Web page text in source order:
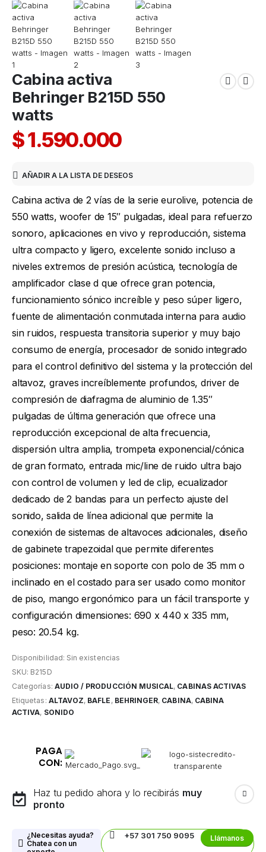
Cabina activa
Behringer B215D 550
watts
$1.590.000
AÑADIR A LA LISTA DE DESEOS
Cabina activa de 2 vías de la serie eurolive, potencia de
550 watts, woofer de 15″ pulgadas, ideal para refuerzo
sonoro, aplicaciones en vivo y reproducción, sistema
ultra compacto y ligero, excelente sonido incluso a
niveles extremos de presión acústica, tecnología de
amplificador clase d que ofrece gran potencia,
funcionamiento sónico increíble y peso súper ligero,
fuente de alimentación conmutada interna para audio
sin ruidos, respuesta transitoria superior y muy bajo
consumo de energía, procesador de sonido integrado
para el control definitivo del sistema y la protección del
altavoz, graves increíblemente profundos, driver de
compresión de diafragma de aluminio de 1.35″
pulgadas de última generación que ofrece una
reproducción excepcional de alta frecuencia,
dispersión ultra amplia, trompeta exponencial/cónica
de gran formato, entrada mic/line de ruido ultra bajo
con control de volumen y led de clip, ecualizador
dedicado de 2 bandas para un perfecto ajuste del
sonido, salida de línea adicional que permite la
conexión de sistemas de altavoces adicionales, diseño
de gabinete trapezoidal que permite diferentes
posiciones: montaje en soporte con polo de 35 mm o
inclinado en el costado para ser usado como monitor
de piso, mango ergonómico para un fácil transporte y
configuración dimensiones: 690 x 440 x 335 mm,
peso: 20.54 kg.
Disponibilidad: Sin existencias
SKU: B215D
Categorías: AUDIO / PRODUCCIÓN MUSICAL, CABINAS ACTIVAS
Etiquetas: ALTAVOZ, BAFLE , BEHRINGER, CABINA, CABINA
ACTIVA, SONIDO
PAGA
CON:
Haz tu pedido ahora y lo recibirás muy
pronto
¿Necesitas ayuda?
Chatea con un
+57 301 750 9095 Llámanos